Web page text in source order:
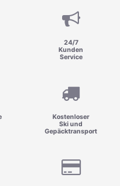
24/7
Kunden
Service
Kostenloser
Ski und
Gepäcktransport